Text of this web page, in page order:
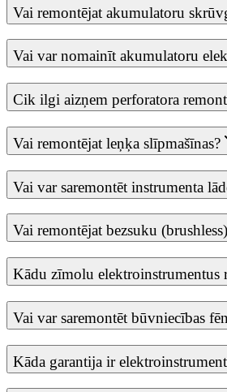
Vai remontējat akumulatoru
Vai var nomainīt akumulatoru
Cik ilgi aizņem perforatora
Vai remontējat leņķa slīpmašīnas?
Vai var saremontēt instrumenta
Vai remontējat bezsuku
Kādu zīmolu elektroinstrumentus
Vai var saremontēt būvniecības
Kāda garantija ir